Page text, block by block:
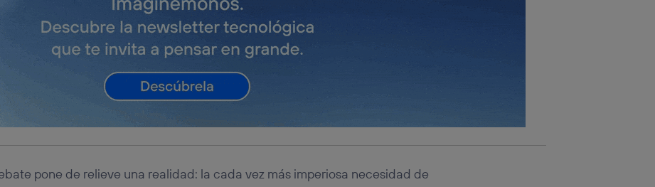
pone de relieve una realidad: la cada vez más imperiosa necesidad de